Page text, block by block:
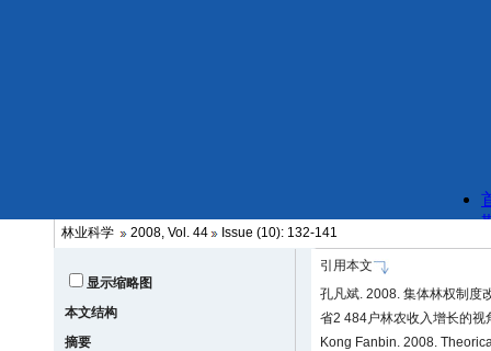
林业科学 2008, Vol. 44 Issue (10): 132-141
显示缩略图
本文结构
摘要
引用本文
孔凡斌. 2008. 集体林权制
省2 484户林农收入增长的
Kong Fanbin. 2008.